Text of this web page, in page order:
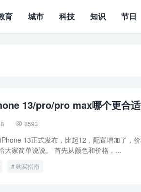
育 城市 科技 知识 节日
13/pro/pro max哪个更合适
 8593
13正式发布，比起12，配置增加了，
大家简单说说。 首先从颜色和价格，...
购买指南